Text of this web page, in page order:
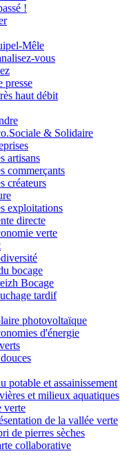
!
Mêle
vous
presse
haut débit
& Solidaire
artisans
commerçants
créateurs
exploitations
directe
verte
bocage
Bocage
tardif
photovoltaïque
d'énergie
potable et assainissement
et milieux aquatiques
verte
de la vallée verte
de pierres sèches
collaborative